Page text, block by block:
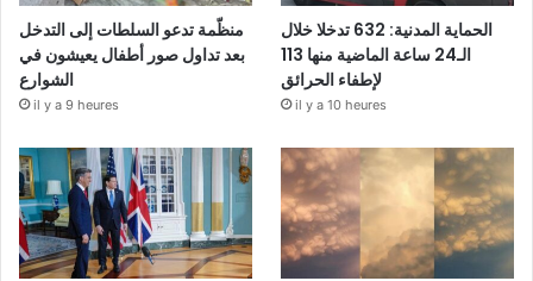
منظّمة تدعو السلطات إلى التدخل
بعد تداول صور أطفال يعيشون في
الشوارع
il y a 9 heures
الحماية المدنية: 632 تدخلا خلال
الـ24 ساعة الماضية منها 113
لإطفاء الحرائق
il y a 10 heures